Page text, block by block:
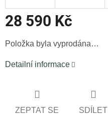
28 590 Kč
Měrná
Položka byla vyprodána…
Detailní informace
ZEPTAT SE SDÍLET